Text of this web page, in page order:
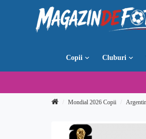
Copii Cluburi
Mondial 2026 Copii